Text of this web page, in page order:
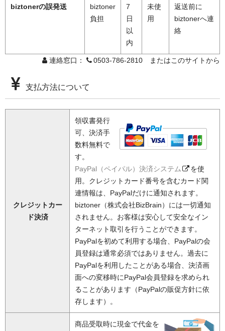
biztonerの誤発送
biztoner
負担
7
日
以
内
未使
用
返送前に
biztonerへ連
絡
連絡窓口： 0503-786-2810 またはこのサイトから
支払方法について
クレジットカー
ド決済
領収書発行
可、決済手
数料無料で
す。
PayPal（ペイパル）決済システム
を使
用。クレジットカード番号を含むカード関
連情報は、PayPalだけに通知されます。
biztoner（株式会社BizBrain）には一切通知
されません。お客様は安心して安全なイン
ターネット取引を行うことができます。
PayPalを初めて利用する場合、PayPalの会
員登録は通常必須ではありません。過去に
PayPalを利用したことがある場合、決済画
面への変移時にPayPal会員登録を求められ
ることがあります（PayPalの販促方針に依
存します）。
商品受取時に現金で代金を